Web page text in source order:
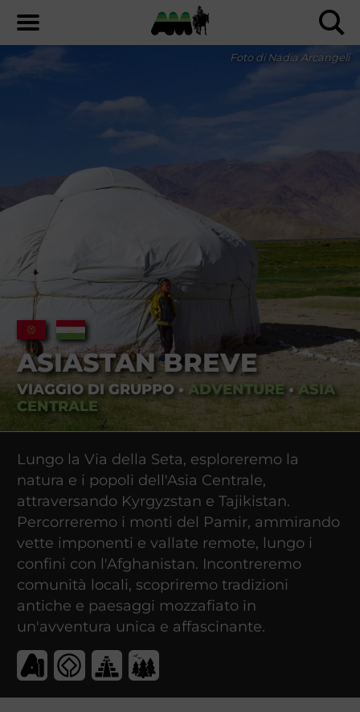
ASIASTAN BREVE
VIAGGIO DI GRUPPO• ADVENTURE• ASIA
CENTRALE
Foto di Nadia Arcangeli
Lungo la Via della Seta, esploreremo la
natura e i popoli dell'Asia Centrale,
attraversando Kyrgyzstan e Tajikistan.
Percorreremo i monti del Pamir, ammirando
vette imponenti e vallate remote, lungo i
confini con l'Afghanistan. Incontreremo
comunità locali, scopriremo tradizioni
antiche e paesaggi mozzafiato in
un'avventura unica e affascinante.